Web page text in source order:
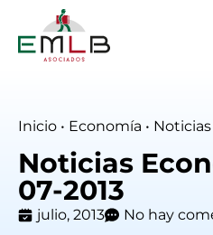
Inicio • Economía •
Noticias
07-2013
julio, 2013 No hay